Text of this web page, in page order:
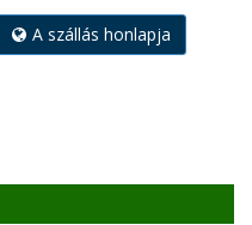
A szállás honlapja